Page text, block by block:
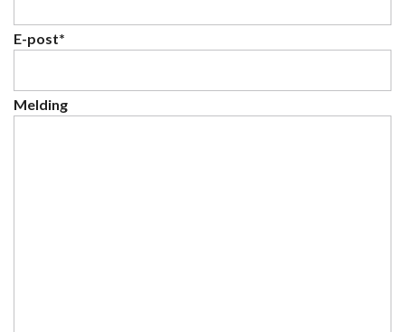
E-post*
Melding